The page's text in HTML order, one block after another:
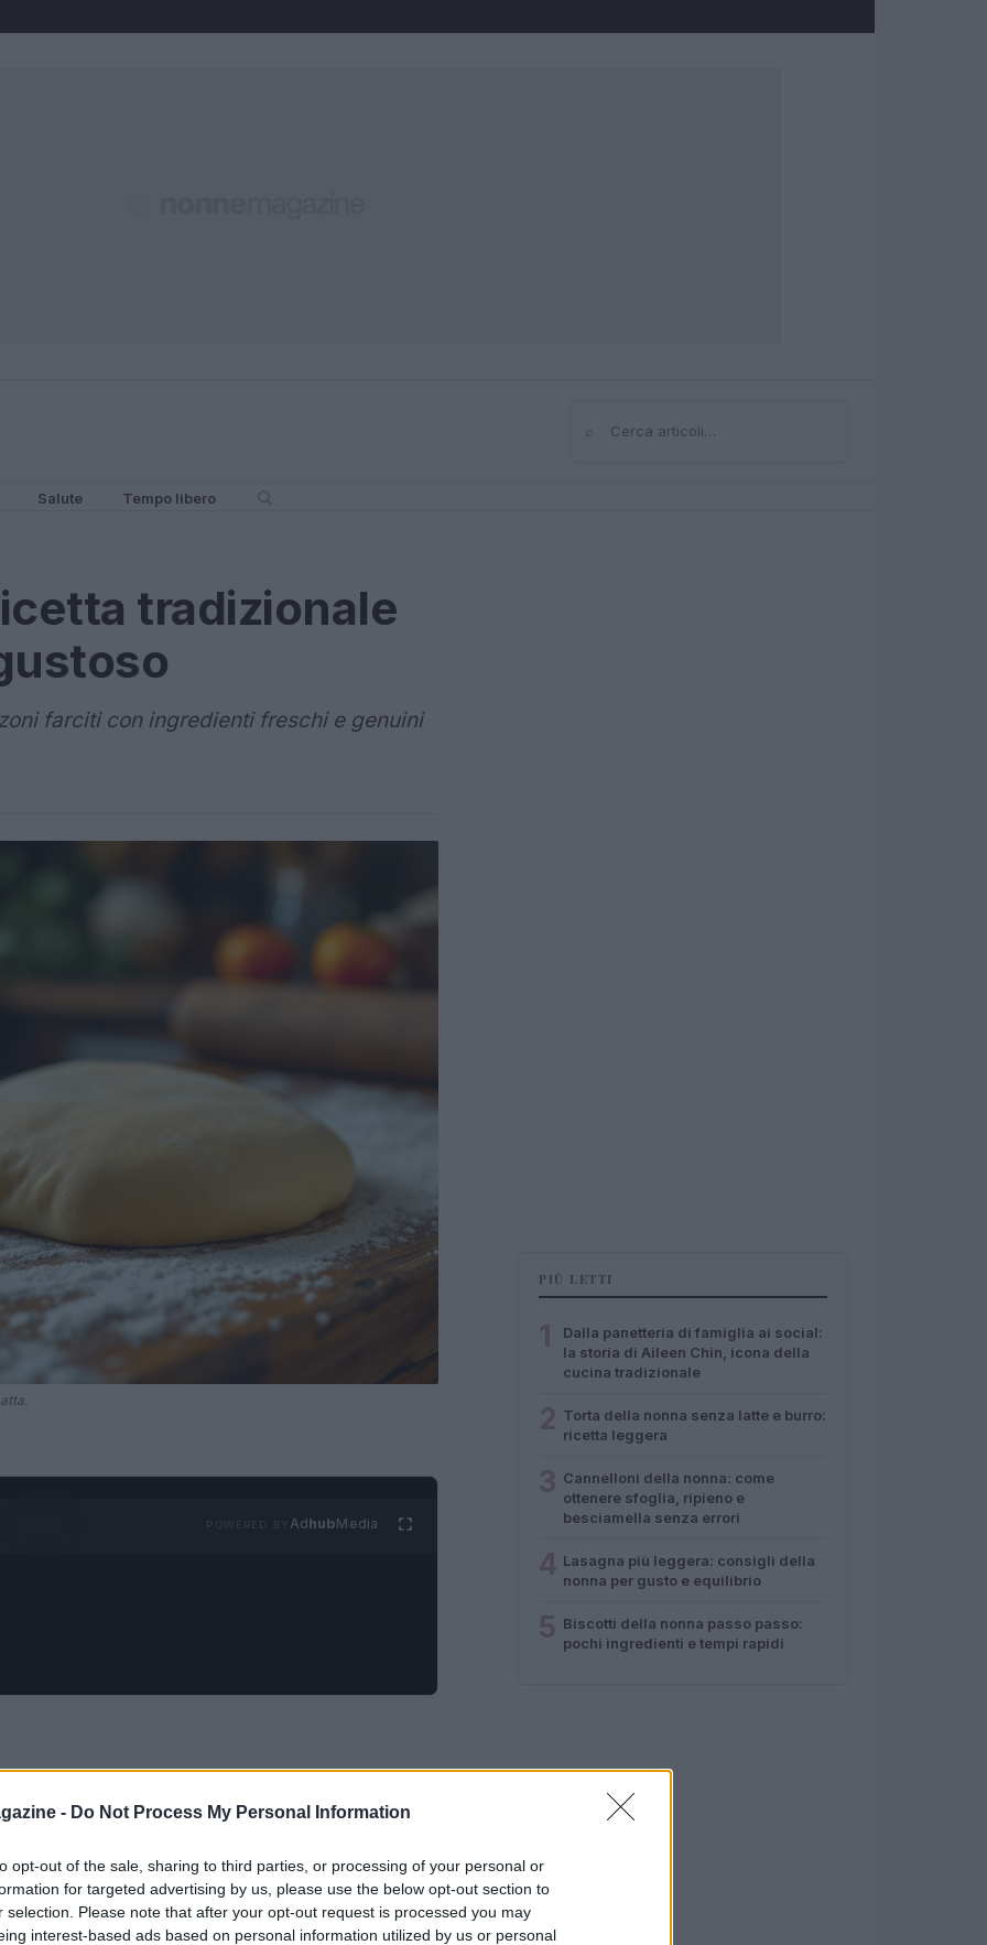
- Do Not Process My Personal Information
opt-out of the sale, sharing to third parties, or processing of your personal or
for targeted advertising by us, please use the below opt-out section to
selection. Please note that after your opt-out request is processed you may
interest-based ads based on personal information utilized by us or personal
⌕Cerca
Salute Tempo libero
tradizionale
farciti con ingredienti freschi e genuini
AdhubMedia
pasta morta, è un impasto versatile e
sono farina, olio extravergine d’oliva, un
è ideale per preparare calzoni, torte salate e
e friabile la rende perfetta per essere
ogni piatto unico e delizioso.
PIÙ LETTI
Dalla panetteria di famiglia ai social:
la storia di Aileen Chin, icona della
cucina tradizionale
Torta della nonna senza latte e burro:
ricetta leggera
Cannelloni della nonna: come
ottenere sfoglia, ripieno e
besciamella senza errori
Lasagna più leggera: consigli della
nonna per gusto e equilibrio
Biscotti della nonna passo passo:
pochi ingredienti e tempi rapidi